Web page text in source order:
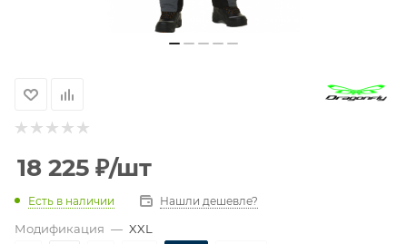
18 225 ₽/шт
Есть в наличии Нашли дешевле?
Модификация — XXL